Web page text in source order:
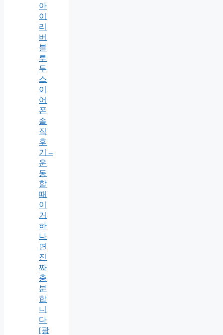
아
이
리
버
블
루
투
스
이
어
폰
솔
직
후
기 –
운
동
할
때
이
거
하
나
면
진
짜
충
분
합
니
다
[광